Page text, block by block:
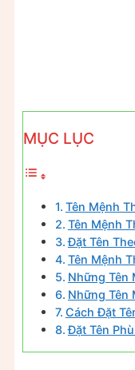
MỤC LỤC
Tên Mệnh
Tên Mệnh
Đặt Tên
Tên Mệnh
Những Tên
Những Tên
Cách Đặt
Đặt Tên